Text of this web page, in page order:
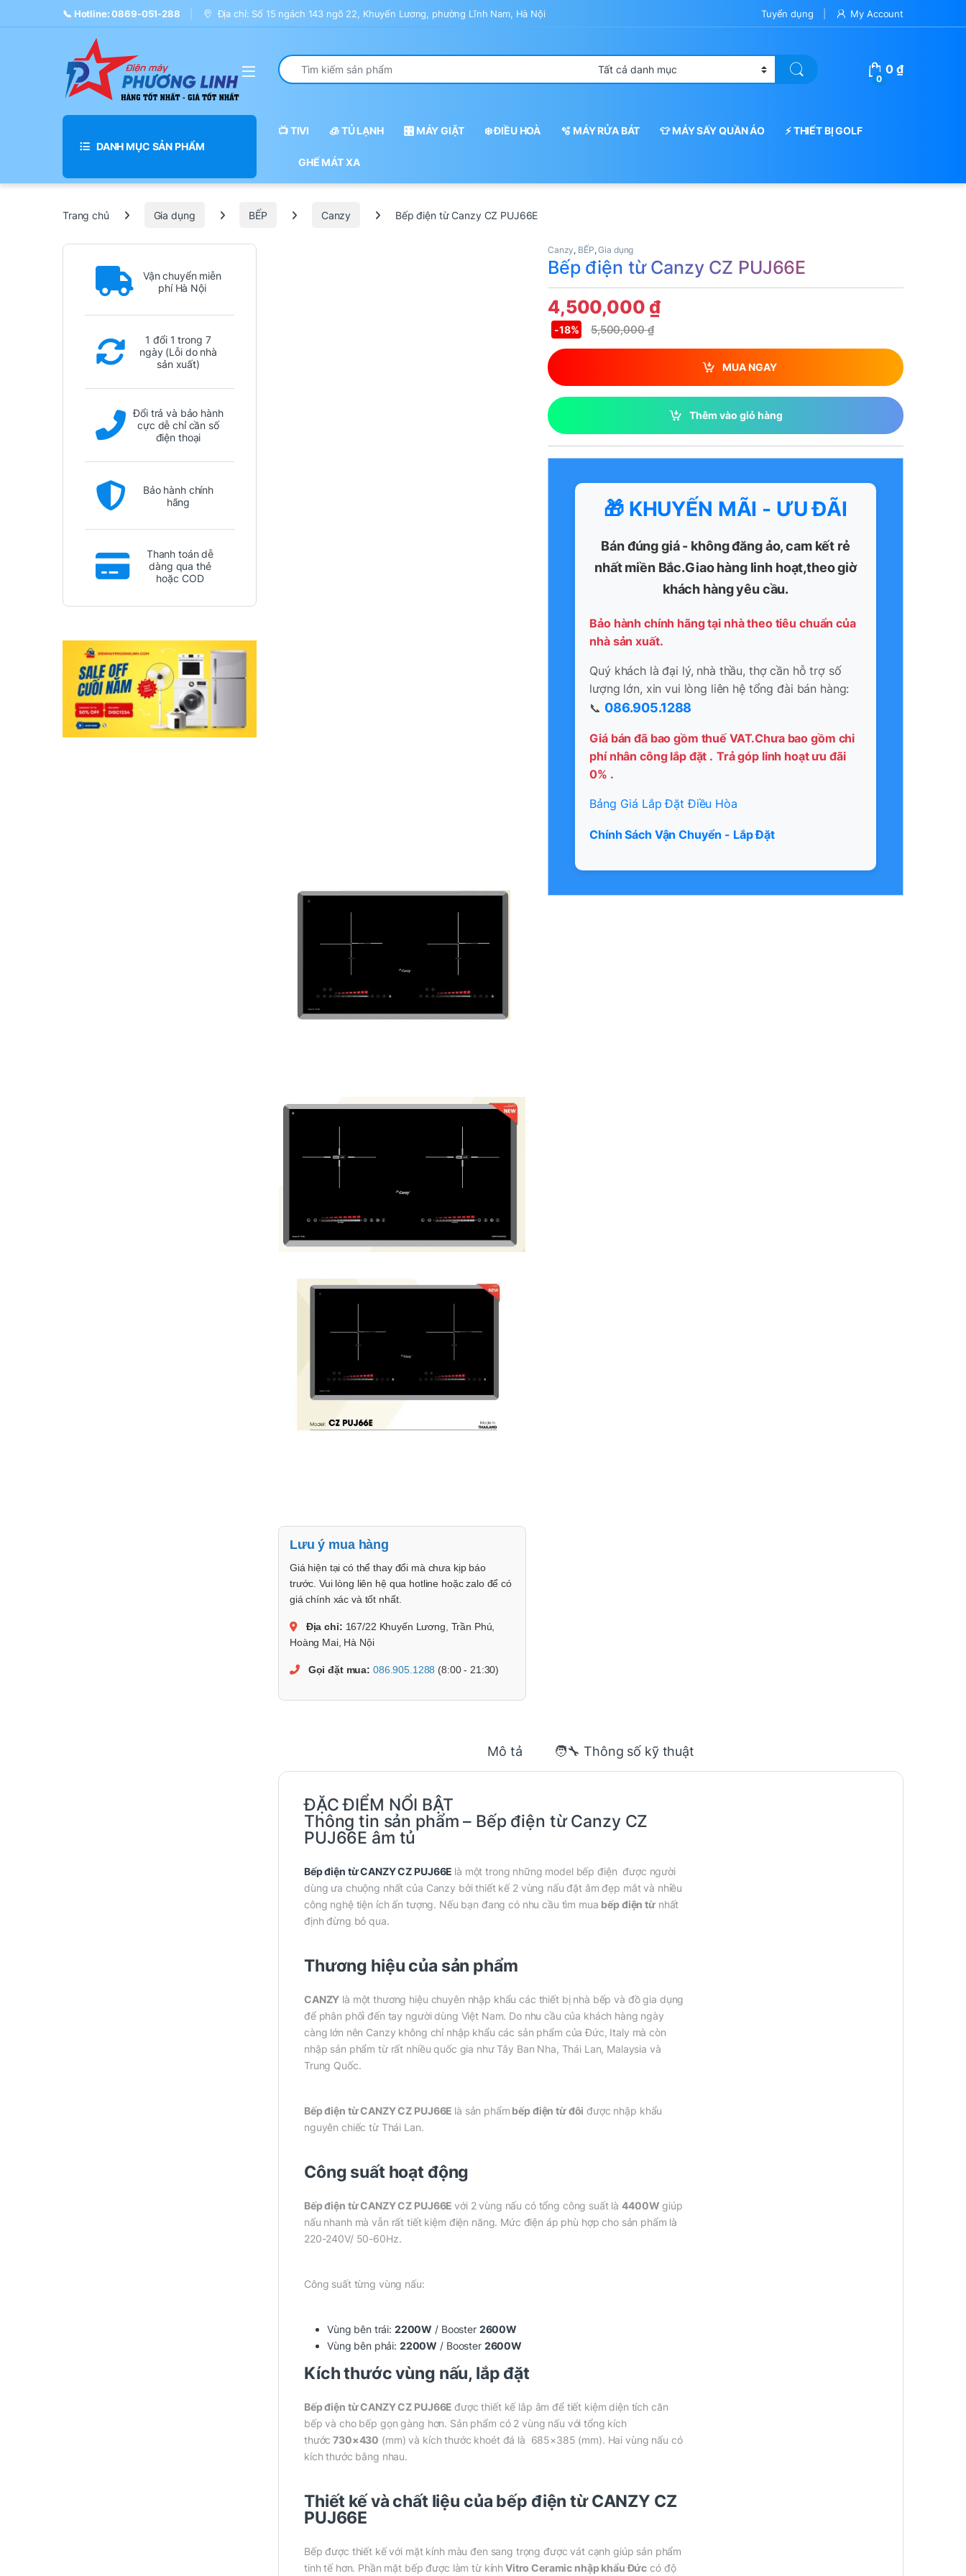
Skip to navigation
Skip to content📞 Hotline: 0869-051-288 Địa chỉ: Số 15 ngách 143 ngõ 22, Khuyến Lương, phường Lĩnh Nam, Hà Nội Tuyển dụng My Account
Search for:
0
0₫
DANH MỤC SẢN PHẨM
📺 TIVI 🧊 TỦ LẠNH 🎛️ MÁY GIẶT ❄️ ĐIỀU HOÀ 🫧 MÁY RỬA BÁT 👕 MÁY SẤY QUẦN ÁO ⚡ THIẾT BỊ GOLF
GHẾ MÁT XA
Trang chủ Gia dụng BẾP Canzy Bếp điện từ Canzy CZ PUJ66E
Lưu ý mua hàng
Giá hiện tại có thể thay đổi mà chưa kịp báo
trước. Vui lòng liên hệ qua hotline hoặc zalo để có
giá chính xác và tốt nhất.
Địa chỉ: 167/22 Khuyến Lương, Trần Phú,
Hoàng Mai, Hà Nội
Gọi đặt mua: 086.905.1288 (8:00 - 21:30)
Canzy, BẾP,Gia dụng
Bếp điện từ Canzy CZ PUJ66E
4,500,000 ₫
5,500,000₫
-18%
MUA NGAY
Thêm vào giỏ hàng
🎁 KHUYẾN MÃI - ƯU ĐÃI
Bán đúng giá - không đăng ảo, cam kết rẻ
nhất miền Bắc.Giao hàng linh hoạt,theo giờ
khách hàng yêu cầu.
Bảo hành chính hãng tại nhà theo tiêu chuẩn của
nhà sản xuất.
Quý khách là đại lý, nhà thầu, thợ cần hỗ trợ số
lượng lớn, xin vui lòng liên hệ tổng đài bán hàng:
📞 086.905.1288
Giá bán đã bao gồm thuế VAT.Chưa bao gồm chi
phí nhân công lắp đặt . Trả góp linh hoạt ưu đãi
0% .
Bảng Giá Lắp Đặt Điều Hòa
Chính Sách Vận Chuyển - Lắp Đặt
Mô tả 🧑‍🔧 Thông số kỹ thuật
ĐẶC ĐIỂM NỔI BẬT
Thông tin sản phẩm – Bếp điện từ Canzy CZ
PUJ66E âm tủ
Bếp điện từ CANZY CZ PUJ66E là một trong những model bếp điện được người
dùng ưa chuộng nhất của Canzy bởi thiết kế 2 vùng nấu đặt âm đẹp mắt và nhiều
công nghệ tiện ích ấn tượng. Nếu bạn đang có nhu cầu tìm mua bếp điện từnhất
định đừng bỏ qua.
Thương hiệu của sản phẩm
CANZY là một thương hiệu chuyên nhập khẩu các thiết bị nhà bếp và đồ gia dụng
để phân phối đến tay người dùng Việt Nam. Do nhu cầu của khách hàng ngày
càng lớn nên Canzy không chỉ nhập khẩu các sản phẩm của Đức, Italy mà còn
nhập sản phẩm từ rất nhiều quốc gia như Tây Ban Nha, Thái Lan, Malaysia và
Trung Quốc.
Bếp điện từ CANZY CZ PUJ66E là sản phẩm bếp điện từ đôi được nhập khẩu
nguyên chiếc từ Thái Lan.
Công suất hoạt động
Bếp điện từ CANZY CZ PUJ66Evới 2 vùng nấu có tổng công suất là4400W giúp
nấu nhanh mà vẫn rất tiết kiệm điện năng. Mức điện áp phù hợp cho sản phẩm là
220-240V/ 50-60Hz.
Công suất từng vùng nấu:
Vùng bên trái: 2200W / Booster 2600W
Vùng bên phải: 2200W / Booster 2600W
Kích thước vùng nấu, lắp đặt
Bếp điện từ CANZY CZ PUJ66Eđược thiết kế lắp âm để tiết kiệm diện tích căn
bếp và cho bếp gọn gàng hơn. Sản phẩm có 2 vùng nấu với tổng kích
thước 730×430 (mm) và kích thước khoét đá là 685×385 (mm). Hai vùng nấu có
kích thước bằng nhau.
Thiết kế và chất liệu của bếp điện từ CANZY CZ
PUJ66E
Bếp được thiết kế với mặt kính màu đen sang trọng được vát cạnh giúp sản phẩm
tinh tế hơn. Phần mặt bếp được làm từ kính Vitro Ceramic nhập khẩu Đức có độ
Vận chuyển miễn
phí Hà Nội
1 đổi 1 trong 7
ngày (Lỗi do nhà
sản xuất)
Đổi trả và bảo hành
cực dễ chỉ cần số
điện thoại
Bảo hành chính
hãng
Thanh toán dễ
dàng qua thẻ
hoặc COD